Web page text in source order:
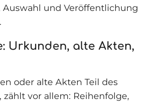
Auswahl und Veröffentlichung
Urkunden, alte Akten,
oder alte Akten Teil des
zählt vor allem: Reihenfolge,